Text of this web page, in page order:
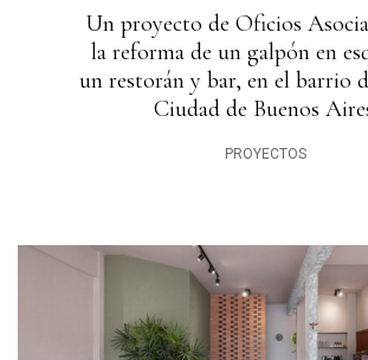
Un proyecto de Oficios
la reforma de un galpón en
un restorán y bar, en el barrio
Ciudad de Buenos
PROYECTOS